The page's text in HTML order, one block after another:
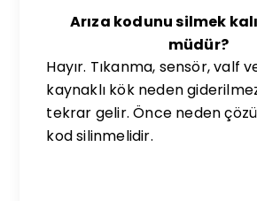
Arıza kodunu silmek
müdür?
Hayır. Tıkanma, sensör, valf
kaynaklı kök neden
tekrar gelir. Önce neden
kod silinmelidir.